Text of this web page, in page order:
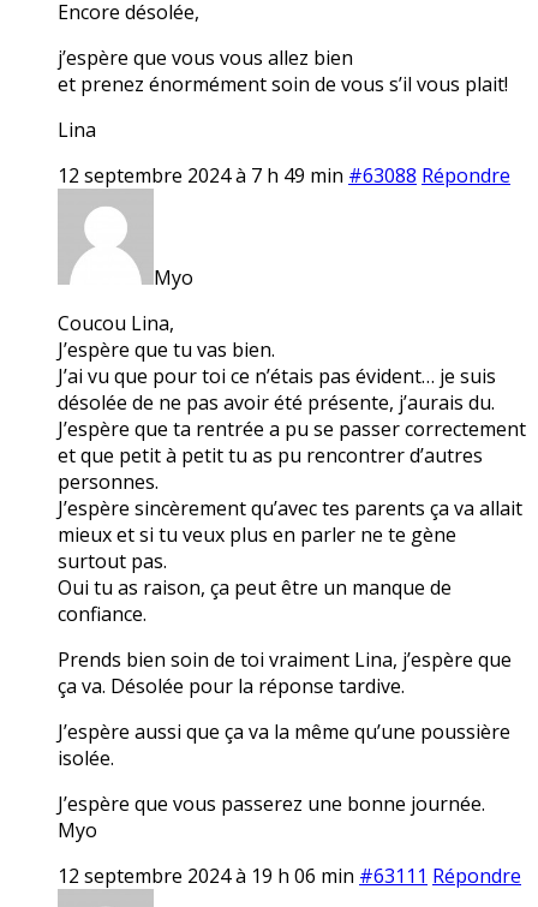
Encore désolée,
j’espère que vous vous allez bien
et prenez énormément soin de vous s’il vous plait!
Lina
12 septembre 2024 à 7 h 49 min #63088 Répondre
Myo
Coucou Lina,
J’espère que tu vas bien.
J’ai vu que pour toi ce n’étais pas évident… je suis
désolée de ne pas avoir été présente, j’aurais du.
J’espère que ta rentrée a pu se passer correctement
et que petit à petit tu as pu rencontrer d’autres
personnes.
J’espère sincèrement qu’avec tes parents ça va allait
mieux et si tu veux plus en parler ne te gène
surtout pas.
Oui tu as raison, ça peut être un manque de
confiance.
Prends bien soin de toi vraiment Lina, j’espère que
ça va. Désolée pour la réponse tardive.
J’espère aussi que ça va la même qu’une poussière
isolée.
J’espère que vous passerez une bonne journée.
Myo
12 septembre 2024 à 19 h 06 min #63111 Répondre